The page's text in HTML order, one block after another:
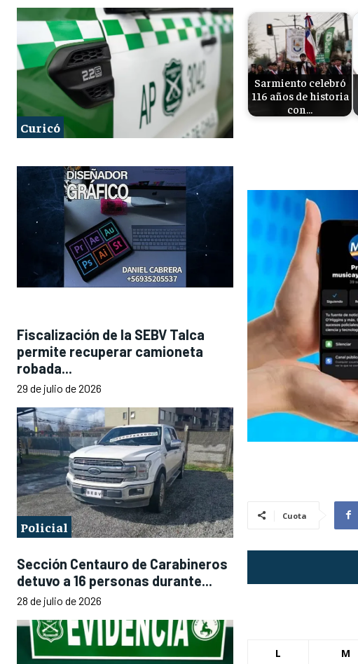
Curicó
Fiscalización de la SEBV Talca
permite recuperar camioneta
robada...
29 de julio de 2026
Policial
Sección Centauro de Carabineros
detuvo a 16 personas durante...
28 de julio de 2026
Sarmiento celebró
116 años de historia
con…
Cuota
L M